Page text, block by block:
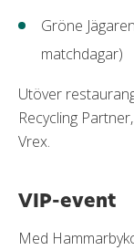
Gröne
matchdagar)
Utöver
Recycling
Vrex.
VIP-event
Med